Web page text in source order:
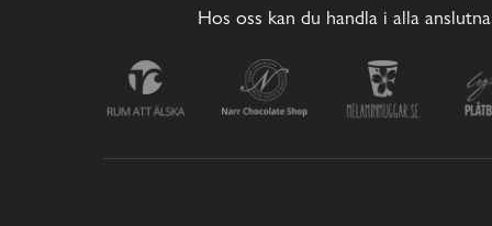
Hos oss kan du handla i alla